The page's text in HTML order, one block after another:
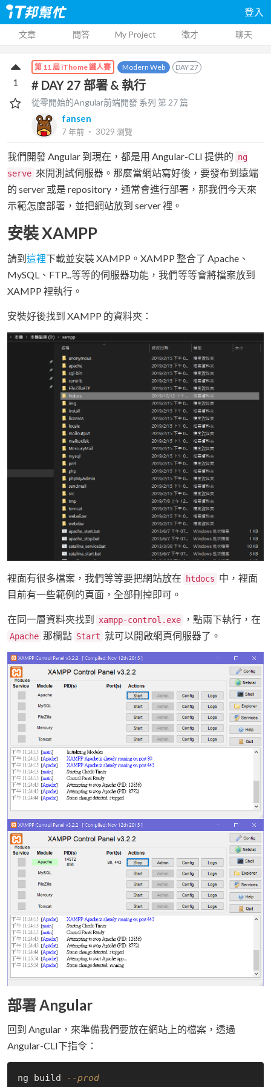
登入
文章 問答 My Project 徵才 聊天
第 11 屆 iThome 鐵人賽 Modern Web DAY27
# DAY 27 部署 & 執行
從零開始的Angular前端開發 系列 第27 篇
fansen
7 年前 ‧ 3029 瀏覽
1
我們開發 Angular 到現在，都是用 Angular-CLI 提供的 ng
serve 來開測試伺服器。那麼當網站寫好後，要發布到遠端
的 server 或是 repository，通常會進行部署，那我們今天來
示範怎麼部署，並把網站放到 server 裡。
安裝 XAMPP
請到 這裡下載並安裝 XAMPP。XAMPP 整合了 Apache、
MySQL、FTP...等等的伺服器功能，我們等等會將檔案放到
XAMPP 裡執行。
安裝好後找到 XAMPP 的資料夾：
裡面有很多檔案，我們等等要把網站放在 htdocs 中，裡面
目前有一些範例的頁面，全部刪掉即可。
在同一層資料夾找到 xampp-control.exe ，點兩下執行，在
Apache 那欄點 Start 就可以開啟網頁伺服器了。
部署 Angular
回到 Angular，來準備我們要放在網站上的檔案，透過
Angular-CLI下指令：
ng build --prod